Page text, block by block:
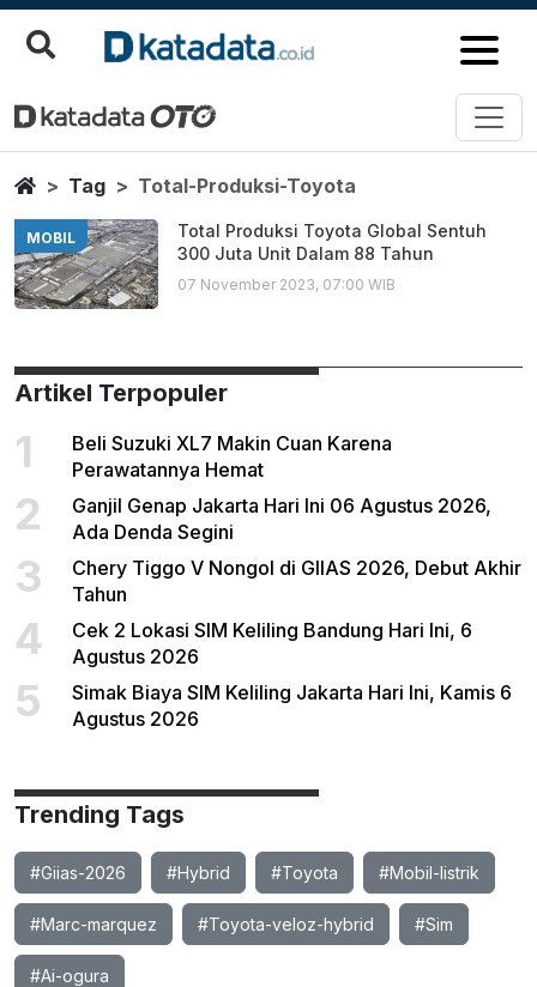
Total Produksi Toyota
Berita Terbaru
HomeTag Total-Produksi-Toyota
MOBIL
Total Produksi Toyota Global Sentuh
300 Juta Unit Dalam 88 Tahun
07 November 2023, 07:00 WIB
Artikel Terpopuler
1
Beli Suzuki XL7 Makin Cuan Karena
Perawatannya Hemat
2
Ganjil Genap Jakarta Hari Ini 06 Agustus 2026,
Ada Denda Segini
3
Chery Tiggo V Nongol di GIIAS 2026, Debut Akhir
Tahun
4
Cek 2 Lokasi SIM Keliling Bandung Hari Ini, 6
Agustus 2026
5
Simak Biaya SIM Keliling Jakarta Hari Ini, Kamis 6
Agustus 2026
Trending Tags
#Giias-2026 #Hybrid #Toyota #Mobil-listrik
#Marc-marquez #Toyota-veloz-hybrid #Sim
#Ai-ogura